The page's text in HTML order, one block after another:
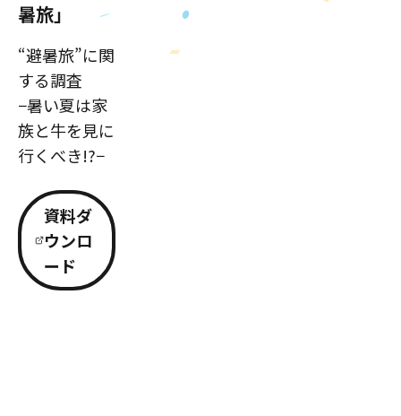
暑旅」
“避暑旅”に関
する調査
−暑い夏は家
族と牛を見に
行くべき!?−
資料ダ
ウンロ
ード